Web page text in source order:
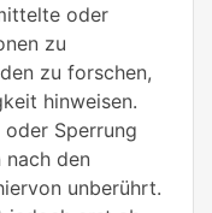
oder
zu
zu forschen,
hinweisen.
Sperrung
den
unberührt.